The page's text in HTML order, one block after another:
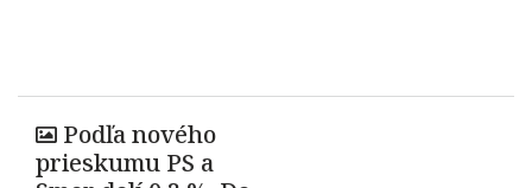
Podľa nového
prieskumu PS a